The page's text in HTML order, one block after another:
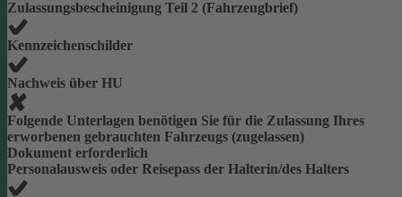
Zulassungsbescheinigung Teil 2 (Fahrzeugbrief)
Kennzeichenschilder
Nachweis über HU
Folgende Unterlagen benötigen Sie für die Zulassung Ihres
erworbenen gebrauchten Fahrzeugs (zugelassen)
Dokument erforderlich
Personalausweis oder Reisepass der Halterin/des Halters